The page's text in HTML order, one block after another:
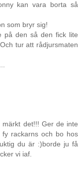
kan vara borta så
som bryr sig!
på den så den fick lite
tur att rådjursmaten
det!!! Ger de inte
rackarns och bo hos
du är :)borde ju få
vi iaf.